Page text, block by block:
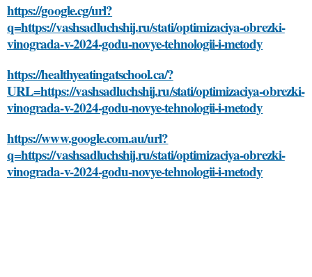
https://google.cg/url?
q=https://vashsadluchshij.ru/stati/optimizaciya-obrezki-
vinograda-v-2024-godu-novye-tehnologii-i-metody
https://healthyeatingatschool.ca/?
URL=https://vashsadluchshij.ru/stati/optimizaciya-obrezki-
vinograda-v-2024-godu-novye-tehnologii-i-metody
https://www.google.com.au/url?
q=https://vashsadluchshij.ru/stati/optimizaciya-obrezki-
vinograda-v-2024-godu-novye-tehnologii-i-metody